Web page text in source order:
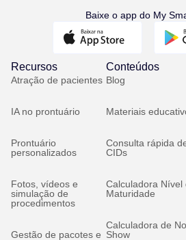
Baixe o app do My
Recursos
Atração de pacientes
IA no prontuário
Prontuário
personalizados
Fotos, vídeos e
simulação de
procedimentos
Gestão de pacotes e
Conteúdos
Blog
Materiais
Consulta rápida
CIDs
Calculadora Nível
Maturidade
Calculadora de
Show